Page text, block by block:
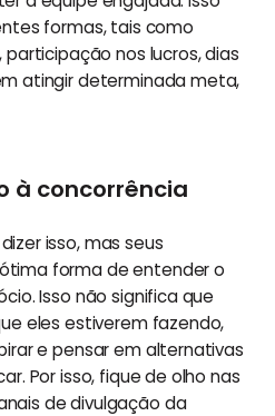
formas, tais como
nos lucros, dias
atingir determinada meta,
à concorrência
isso, mas seus
forma de entender o
Isso não significa que
eles estiverem fazendo,
e pensar em alternativas
Por isso, fique de olho nas
de divulgação da